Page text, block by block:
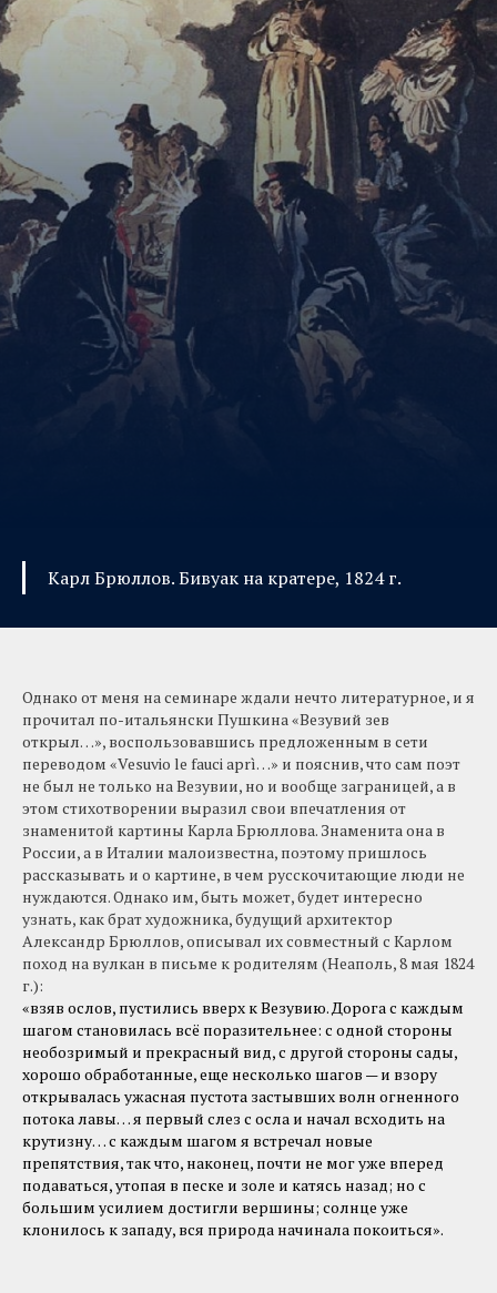
Карл Брюллов. Бивуак на кратере, 1824 г.
Однако от меня на семинаре ждали нечто литературное, и я
прочитал по-итальянски Пушкина «Везувий зев
открыл…», воспользовавшись предложенным в сети
переводом «Vesuvio le fauci aprì…» и пояснив, что сам поэт
не был не только на Везувии, но и вообще заграницей, а в
этом стихотворении выразил свои впечатления от
знаменитой картины Карла Брюллова. Знаменита она в
России, а в Италии малоизвестна, поэтому пришлось
рассказывать и о картине, в чем русскочитающие люди не
нуждаются. Однако им, быть может, будет интересно
узнать, как брат художника, будущий архитектор
Александр Брюллов, описывал их совместный с Карлом
поход на вулкан в письме к родителям (Неаполь, 8 мая 1824
г.):
«взяв ослов, пустились вверх к Везувию. Дорога с каждым
шагом становилась всё поразительнее: с одной стороны
необозримый и прекрасный вид, с другой стороны сады,
хорошо обработанные, еще несколько шагов — и взору
открывалась ужасная пустота застывших волн огненного
потока лавы… я первый слез с осла и начал всходить на
крутизну… с каждым шагом я встречал новые
препятствия, так что, наконец, почти не мог уже вперед
подаваться, утопая в песке и золе и катясь назад; но с
большим усилием достигли вершины; солнце уже
клонилось к западу, вся природа начинала покоиться».